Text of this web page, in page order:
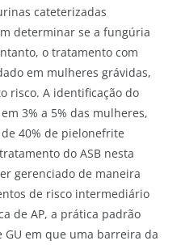
cateterizadas
determinar se a fungúria
o tratamento com
em mulheres grávidas,
risco. A identificação do
3% a 5% das mulheres,
40% de pielonefrite
do ASB nesta
gerenciado de maneira
de risco intermediário
de AP, a prática padrão
em que uma barreira da